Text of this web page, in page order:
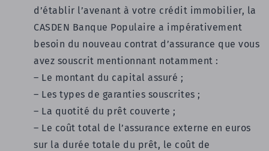
d’établir l’avenant à votre crédit immobilier, la
CASDEN Banque Populaire a impérativement
besoin du nouveau contrat d’assurance que vous
avez souscrit mentionnant notamment :
– Le montant du capital assuré ;
– Les types de garanties souscrites ;
– La quotité du prêt couverte ;
– Le coût total de l’assurance externe en euros
sur la durée totale du prêt, le coût de